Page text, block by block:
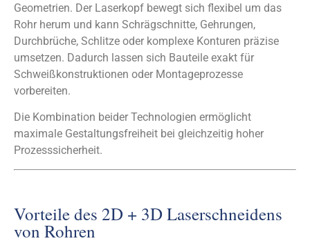
Geometrien. Der Laserkopf bewegt sich flexibel um das
Rohr herum und kann Schrägschnitte, Gehrungen,
Durchbrüche, Schlitze oder komplexe Konturen präzise
umsetzen. Dadurch lassen sich Bauteile exakt für
Schweißkonstruktionen oder Montageprozesse
vorbereiten.
Die Kombination beider Technologien ermöglicht
maximale Gestaltungsfreiheit bei gleichzeitig hoher
Prozesssicherheit.
Vorteile des 2D + 3D Laserschneidens
von Rohren